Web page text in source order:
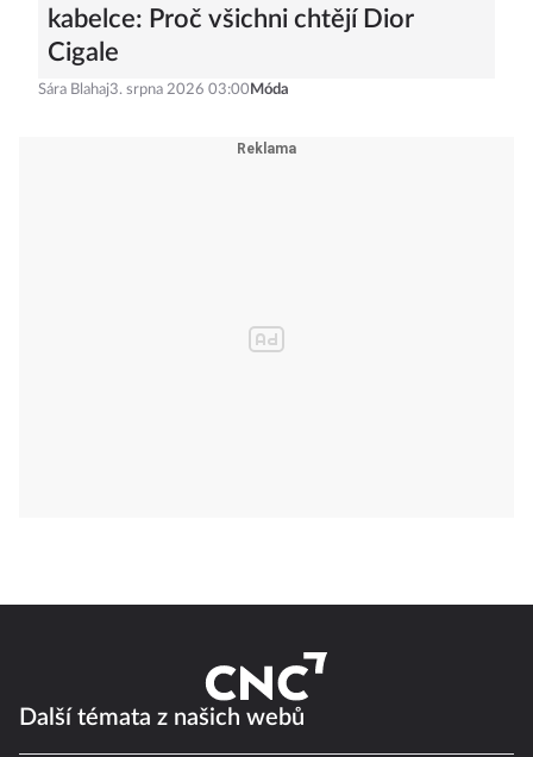
kabelce: Proč všichni chtějí Dior
Cigale
Sára Blahaj3. srpna 2026 03:00 Móda
Další témata z našich webů